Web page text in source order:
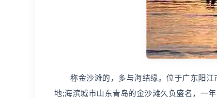
称金沙滩的，多与海结缘。位于广东阳江
地;海滨城市山东青岛的金沙滩久负盛名，一